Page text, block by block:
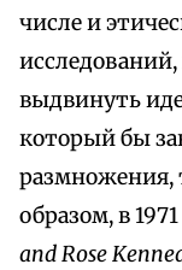
числе и
выдвинуть
который бы
размножения,
образом, в
and Rose